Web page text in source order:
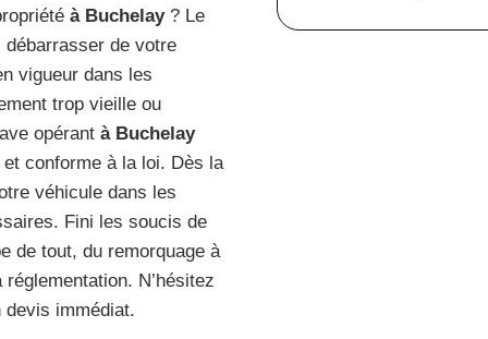
à Buchelay? Le
de votre
vigueur dans les
trop vieille ou
opérant à Buchelay
conforme à la loi. Dès la
véhicule dans les
Fini les soucis de
de tout, du remorquage à
N’hésitez
devis immédiat.